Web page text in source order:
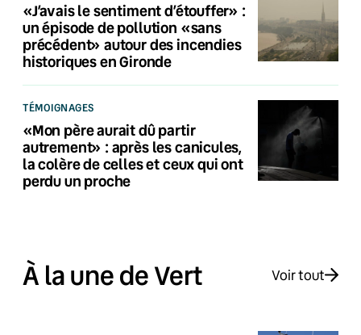
«J’avais le sentiment d’étouffer» :
un épisode de pollution «sans
précédent» autour des incendies
historiques en Gironde
TÉMOIGNAGES
«Mon père aurait dû partir
autrement» : après les canicules,
la colère de celles et ceux qui ont
perdu un proche
À la une de Vert Voir tout